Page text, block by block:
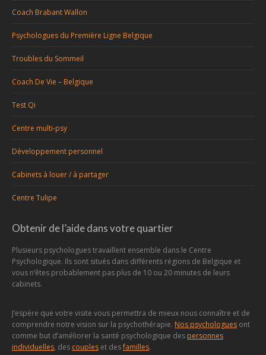
Coach Brabant Wallon
Psychologues du Première Ligne Belgique
Troubles du Sommeil
Coach De Vie – Belgique
Test Qi
Centre multi-psy
Développement personnel
Cabinets à louer / à partager
Centre Tulipe
Obtenir de l’aide dans votre quartier
Plusieurs psychologues travaillent ensemble dans le Centre
Psychologique. Ils sont situés dans différents régions de Belgique et
vous n’êtes probablement pas plus de 10 ou 20 minutes de leurs
cabinets.
J’espère que votre visite vous permettra de mieux nous connaître et de
comprendre notre vision sur la psychothérapie. Nos psychologues ont
comme but d’améliorer la santé psychologique des personnes
individuelles, des couples et desfamilles.